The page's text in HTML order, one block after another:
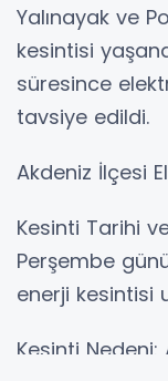
Yalınayak ve
kesintisi
süresince
tavsiye edildi.
Akdeniz İlçesi
Kesinti Tarihi
Perşembe
enerji kesintisi
Kesinti